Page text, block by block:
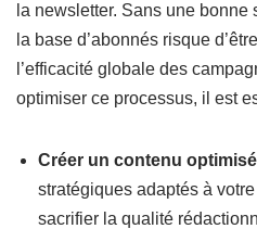
la newsletter. Sans une bonne
la base d’abonnés risque
l’efficacité globale des
optimiser ce processus, il est
Créer un contenu optimisé
stratégiques adaptés à
sacrifier la qualité